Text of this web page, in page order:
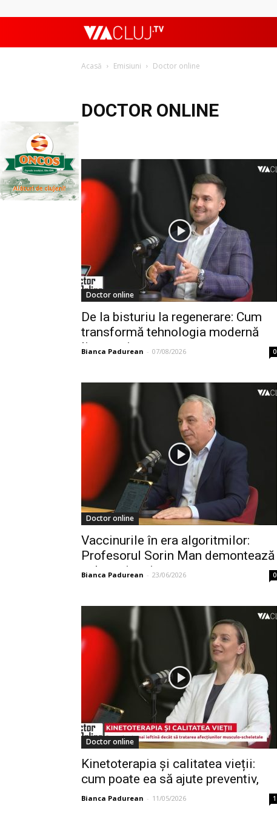
ViaClujTV
Acasă Emisiuni Doctor online
DOCTOR ONLINE
Doctor online
De la bisturiu la regenerare: Cum
transformă tehnologia modernă
liposucția –...
Bianca Padurean - 07/08/2026 0
Doctor online
Vaccinurile în era algoritmilor:
Profesorul Sorin Man demontează
cele mai toxice...
Bianca Padurean - 23/06/2026 0
Doctor online
Kinetoterapia și calitatea vieții:
cum poate ea să ajute preventiv,
nu...
Bianca Padurean - 11/05/2026 1